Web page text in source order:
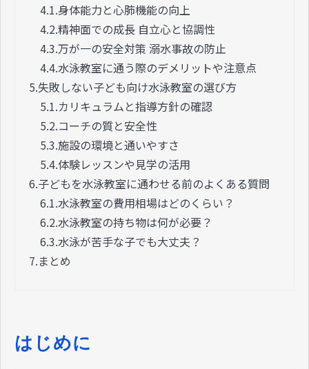
4.1.身体能力と心肺機能の向上
4.2.精神面での成長 自立心と協調性
4.3.万が一の安全対策 溺水事故の防止
4.4.水泳教室に通う際のデメリットや注意点
5.失敗しない子ども向け水泳教室の選び方
5.1.カリキュラムと指導方針の確認
5.2.コーチの質と安全性
5.3.施設の環境と通いやすさ
5.4.体験レッスンや見学の活用
6.子どもを水泳教室に通わせる前のよくある質問
6.1.水泳教室の費用相場はどのくらい？
6.2.水泳教室の持ち物は何が必要？
6.3.水泳が苦手な子でも大丈夫？
7.まとめ
はじめに